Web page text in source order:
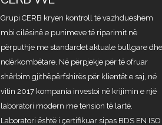
Grupi CERB kryen kontroll të vazhdueshëm
mbi cilësinë e punimeve të riparimit në
përputhje me standardet aktuale bullgare
ndërkombëtare. Në përpjekje për të ofruar
shërbim gjithëpërfshirës për klientët e saj, në
vitin 2017 kompania investoi në krijimin e një
laboratori modern me tension të lartë.
Laboratori është i çertifikuar sipas BDS EN ISO